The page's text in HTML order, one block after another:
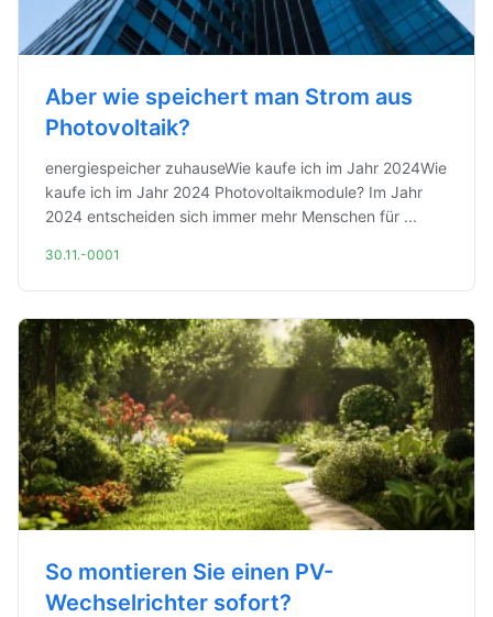
Aber wie speichert man Strom aus
Photovoltaik?
energiespeicher zuhauseWie kaufe ich im Jahr 2024Wie
kaufe ich im Jahr 2024 Photovoltaikmodule? Im Jahr
2024 entscheiden sich immer mehr Menschen für ...
30.11.-0001
So montieren Sie einen PV-
Wechselrichter sofort?